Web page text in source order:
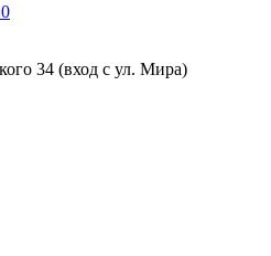
0
34 (вход с ул. Мира)